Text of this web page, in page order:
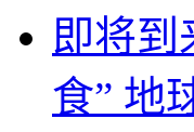
即将到
食” 地